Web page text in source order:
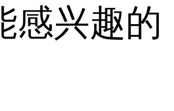
感兴趣的